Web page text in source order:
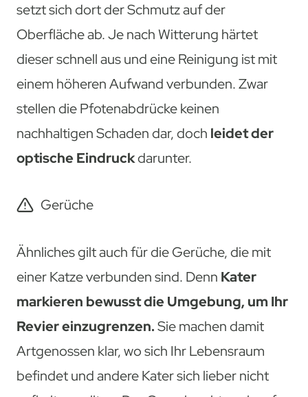
setzt sich dort der Schmutz auf der
Oberfläche ab. Je nach Witterung härtet
dieser schnell aus und eine Reinigung ist mit
einem höheren Aufwand verbunden. Zwar
stellen die Pfotenabdrücke keinen
nachhaltigen Schaden dar, doch leidet der
optische Eindruckdarunter.
Gerüche
Ähnliches gilt auch für die Gerüche, die mit
einer Katze verbunden sind. Denn Kater
markieren bewusst die Umgebung, um Ihr
Revier einzugrenzen.Sie machen damit
Artgenossen klar, wo sich Ihr Lebensraum
befindet und andere Kater sich lieber nicht